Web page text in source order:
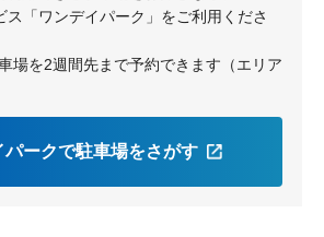
ス「ワンデイパーク」をご利用くださ
場を2週間先まで予約できます（エリア
パークで駐車場をさがす